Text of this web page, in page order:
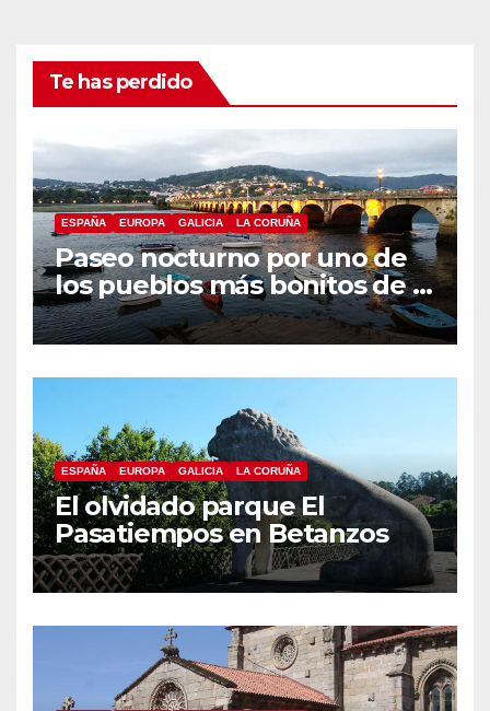
Te has perdido
ESPAÑA EUROPA GALICIA LA CORUÑA
Paseo nocturno por uno de
los pueblos más bonitos de A
Coruña, Puentedeume
ESPAÑA EUROPA GALICIA LA CORUÑA
El olvidado parque El
Pasatiempos en Betanzos